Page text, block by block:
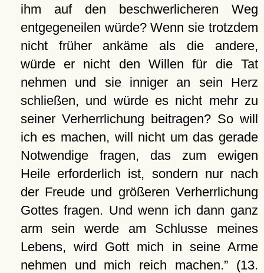
ihm auf den beschwerlicheren Weg
entgegeneilen würde? Wenn sie trotzdem
nicht früher ankäme als die andere,
würde er nicht den Willen für die Tat
nehmen und sie inniger an sein Herz
schließen, und würde es nicht mehr zu
seiner Verherrlichung beitragen? So will
ich es machen, will nicht um das gerade
Notwendige fragen, das zum ewigen
Heile erforderlich ist, sondern nur nach
der Freude und größeren Verherrlichung
Gottes fragen. Und wenn ich dann ganz
arm sein werde am Schlusse meines
Lebens, wird Gott mich in seine Arme
nehmen und mich reich machen.
(13.